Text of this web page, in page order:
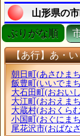
山形県の
ぶりがな順
【あ行】あ・
朝日町 (あさひま
飯豊町 (いいでま
大石田町 (おおい
大江町 (おおえま
大蔵村(おおくら
小国町 (おぐにま
尾花沢市(おばな